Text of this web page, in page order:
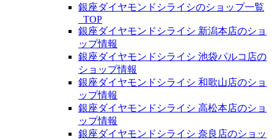
銀座ダイヤモンドシライシのショップ一覧
_TOP
銀座ダイヤモンドシライシ 新潟本店のショ
ップ情報
銀座ダイヤモンドシライシ 池袋パルコ店の
ショップ情報
銀座ダイヤモンドシライシ 和歌山店のショ
ップ情報
銀座ダイヤモンドシライシ 高松本店のショ
ップ情報
銀座ダイヤモンドシライシ 奈良店のショッ